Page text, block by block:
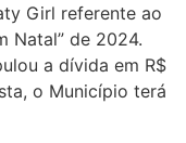
Girl referente ao
Natal” de 2024.
a dívida em R$
o Município terá